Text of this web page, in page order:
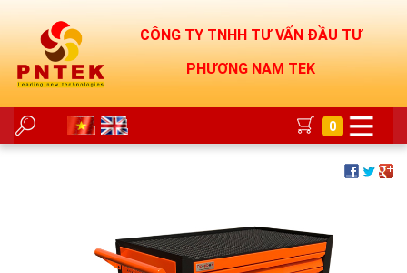
CÔNG TY TNHH TƯ VẤN ĐẦU TƯ
PHƯƠNG NAM TEK
0